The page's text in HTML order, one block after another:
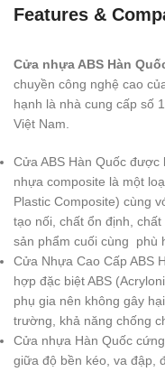
Features &
Cửa nhựa ABS Hàn
chuyền công nghệ cao
hạnh là nhà cung cấp số
Việt Nam.
Cửa ABS Hàn Quốc
nhựa composite là một
Plastic Composite) cùng
tạo nối, chất ổn định,
sản phẩm cuối cùng phù
Cửa Nhựa Cao Cấp ABS
hợp đặc biệt ABS
phụ gia nên không gây
trường, khả năng chống
Cửa nhựa Hàn Quốc
giữa độ bền kéo, va đập,